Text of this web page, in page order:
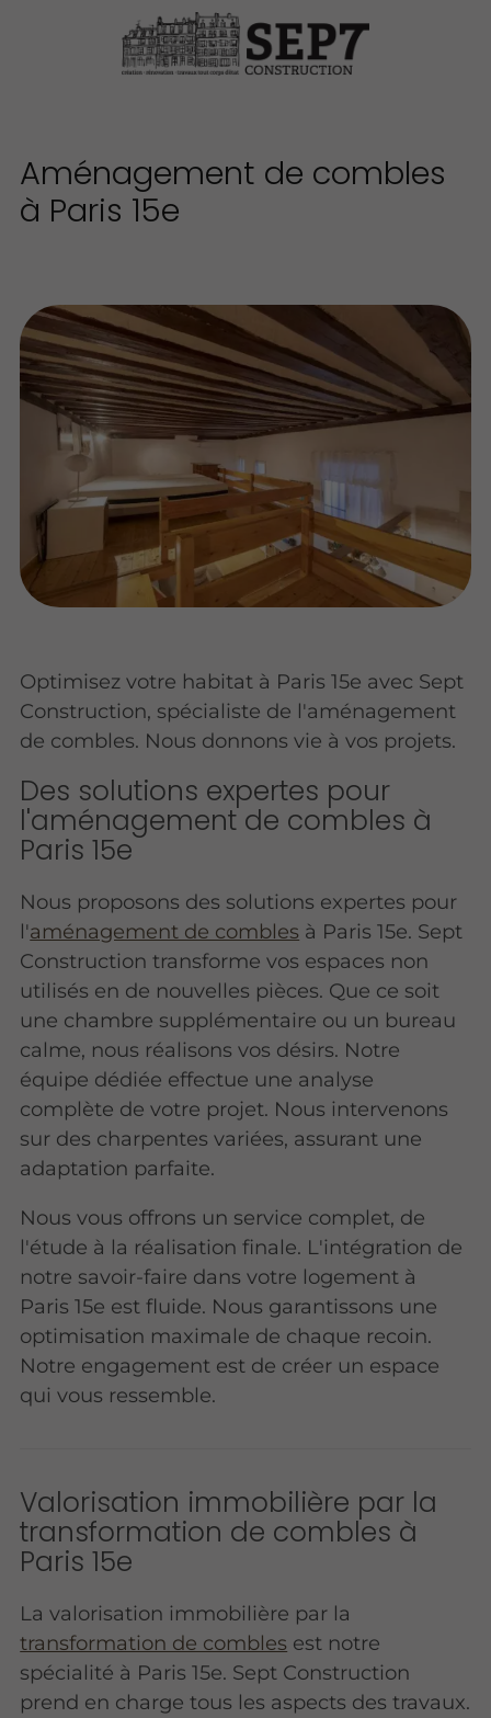
Aménagement de combles
à Paris 15e
Optimisez votre habitat à Paris 15e avec Sept
Construction, spécialiste de l'aménagement
de combles. Nous donnons vie à vos projets.
Des solutions expertes pour
l'aménagement de combles à
Paris 15e
Nous proposons des solutions expertes pour
l'aménagement de combles à Paris 15e. Sept
Construction transforme vos espaces non
utilisés en de nouvelles pièces. Que ce soit
une chambre supplémentaire ou un bureau
calme, nous réalisons vos désirs. Notre
équipe dédiée effectue une analyse
complète de votre projet. Nous intervenons
sur des charpentes variées, assurant une
adaptation parfaite.
Nous vous offrons un service complet, de
l'étude à la réalisation finale. L'intégration de
notre savoir-faire dans votre logement à
Paris 15e est fluide. Nous garantissons une
optimisation maximale de chaque recoin.
Notre engagement est de créer un espace
qui vous ressemble.
Valorisation immobilière par la
transformation de combles à
Paris 15e
La valorisation immobilière par la
transformation de combles est notre
spécialité à Paris 15e. Sept Construction
prend en charge tous les aspects des travaux.